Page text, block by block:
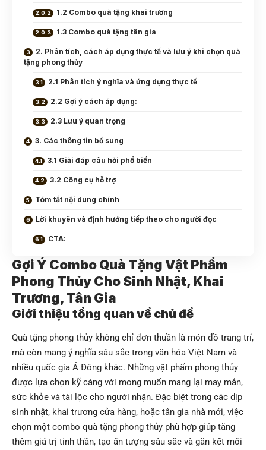
1.2 Combo quà tặng khai trương
1.3 Combo quà tặng tân gia
2. Phân tích, cách áp dụng thực tế và lưu ý khi chọn quà
tặng phong thủy
2.1 Phân tích ý nghĩa và ứng dụng thực tế
2.2 Gợi ý cách áp dụng:
2.3 Lưu ý quan trọng
3. Các thông tin bổ sung
3.1 Giải đáp câu hỏi phổ biến
3.2 Công cụ hỗ trợ
Tóm tắt nội dung chính
Lời khuyên và định hướng tiếp theo cho người đọc
CTA:
Gợi Ý Combo Quà Tặng Vật Phẩm
Phong Thủy Cho Sinh Nhật, Khai
Trương, Tân Gia
Giới thiệu tổng quan về chủ đề
Quà tặng phong thủy không chỉ đơn thuần là món đồ trang trí,
mà còn mang ý nghĩa sâu sắc trong văn hóa Việt Nam và
nhiều quốc gia Á Đông khác. Những vật phẩm phong thủy
được lựa chọn kỹ càng với mong muốn mang lại may mắn,
sức khỏe và tài lộc cho người nhận. Đặc biệt trong các dịp
sinh nhật, khai trương cửa hàng, hoặc tân gia nhà mới, việc
chọn một combo quà tặng phong thủy phù hợp giúp tăng
thêm giá trị tinh thần, tạo ấn tượng sâu sắc và gắn kết mối